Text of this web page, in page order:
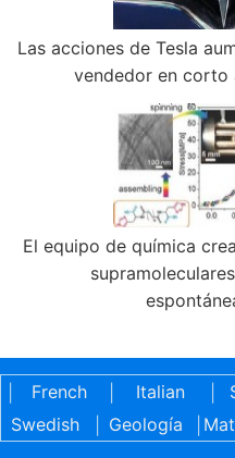
Las acciones de Tesla
vendedor en corto
El equipo de química
French Italian
Swedish
Geología